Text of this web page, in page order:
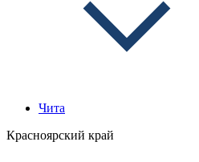
Чита
Красноярский край